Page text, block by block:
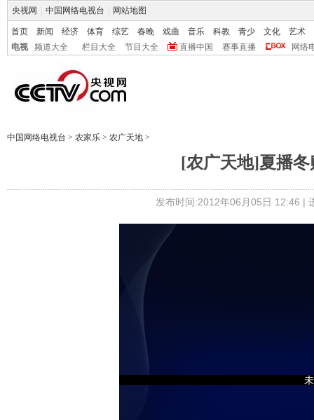
央视网 中国网络电视台 网站地图
首页 新闻 经济 体育 综艺 春晚 戏曲 音乐 科教 青少 文化
艺术
电视
频道大全 栏目大全 节目大全 直播中国 赛事直播 网络
中国网络电视台 > 农家乐 > 农广天地 >
[农广天地]夏播冬
发布时间:2012年06月05日 12:46 |